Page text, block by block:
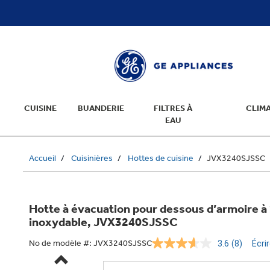
CUISINE BUANDERIE
FILTRES À
EAU
Accueil Cuisinières Hottes de cuisine JVX3240SJSSC
Hotte à évacuation pour dessous d’armoire
inoxydable, JVX3240SJSSC
No de modèle #: JVX3240SJSSC 3.6 Lire
(8)